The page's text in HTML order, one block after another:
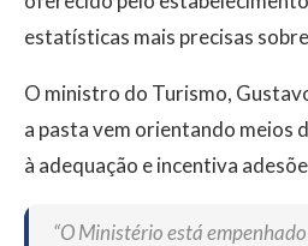
estatísticas mais precisas
O ministro do Turismo,
a pasta vem orientando meios
à adequação e incentiva
“O Ministério está